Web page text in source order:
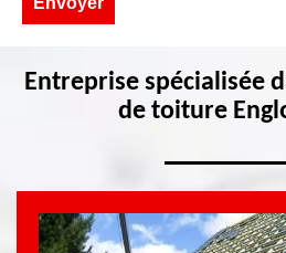
Entreprise spécialisée
de toiture